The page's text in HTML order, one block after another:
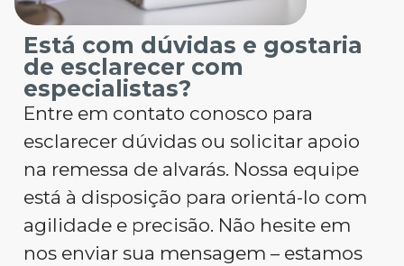
Está com dúvidas e gostaria
de esclarecer com
especialistas?
Entre em contato conosco para
esclarecer dúvidas ou solicitar apoio
na remessa de alvarás. Nossa equipe
está à disposição para orientá-lo com
agilidade e precisão. Não hesite em
nos enviar sua mensagem – estamos